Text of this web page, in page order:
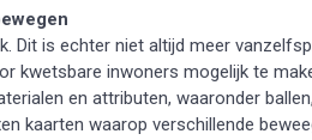
Dit is echter niet altijd meer
kwetsbare inwoners mogelijk te
en attributen, waaronder
kaarten waarop verschillende